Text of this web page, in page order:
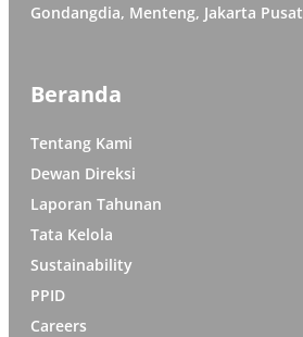
Gondangdia, Menteng, Jakarta Pusat
Beranda
Tentang Kami
Dewan Direksi
Laporan Tahunan
Tata Kelola
Sustainability
PPID
Careers